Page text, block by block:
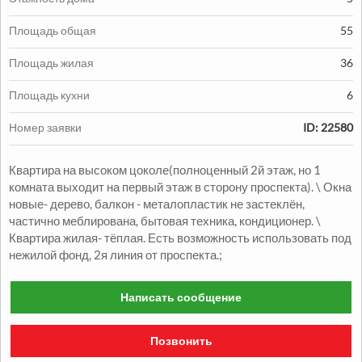
Продажа:
1330000грн.
Продажа Квартиры
2 комн. 48 м Александровский р-н
1050000грн.
Площадь общая 55
Площадь жилая 36
Площадь кухни 6
Номер заявки ID: 22580
Квартира на высоком цоколе(полноценный 2й этаж, но 1
комната выходит на первый этаж в сторону проспекта). \ Окна
новые- дерево, балкон - металопластик не застеклён,
частично меблирована, бытовая техника, кондиционер. \
Квартира жилая- тёплая. Есть возможность использовать под
нежилой фонд, 2я линия от проспекта.;
Написать сообщение
Позвонить